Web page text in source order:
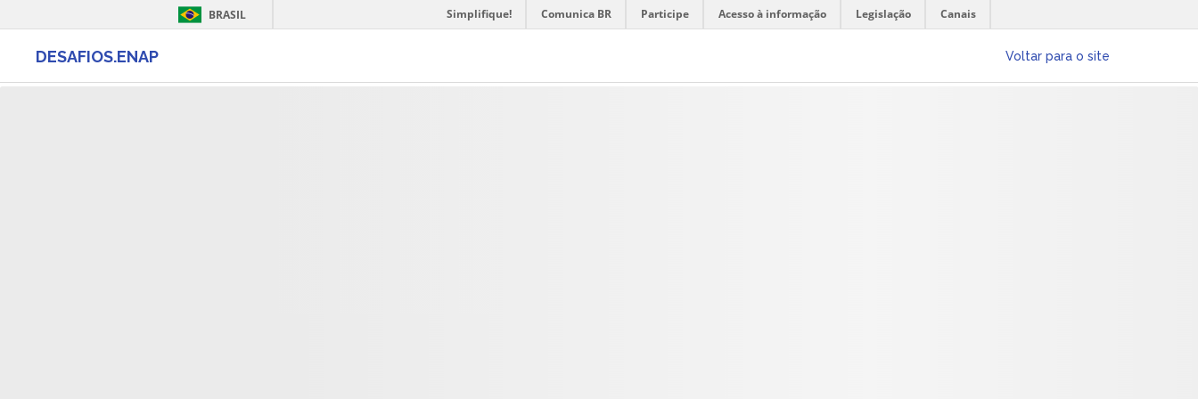
BRASIL Simplifique! Comunica BR Participe Acesso à informação Legislação Canais
DESAFIOS.ENAP Voltar para o site